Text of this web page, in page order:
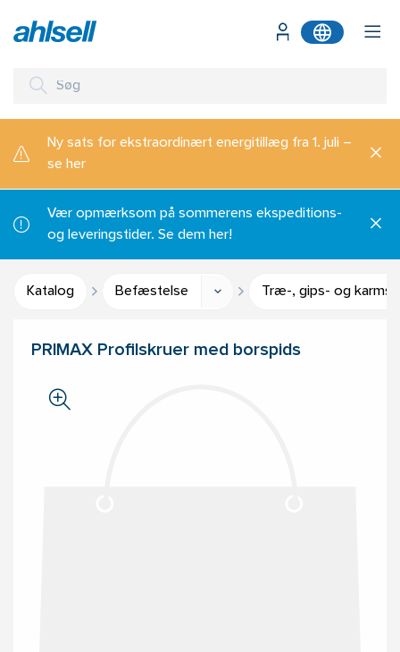
Ny sats for ekstraordinært energitillæg fra 1. juli –
se her
Vær opmærksom på sommerens ekspeditions-
og leveringstider. Se dem her!
Katalog Befæstelse Træ-, gips- og
PRIMAX Profilskruer med borspids